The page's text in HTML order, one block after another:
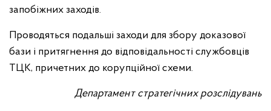
запобіжних заходів.
Проводяться подальші заходи для збору доказової
бази і притягнення до відповідальності службовців
ТЦК, причетних до корупційної схеми.
Департамент стратегічних розслідувань